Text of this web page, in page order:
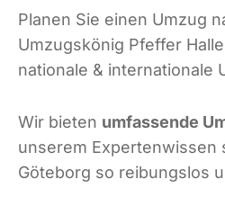
Planen Sie einen Umzug
Umzugskönig Pfeffer
nationale & internationale
Wir bieten umfassende
unserem Expertenwissen
Göteborg so reibungslos